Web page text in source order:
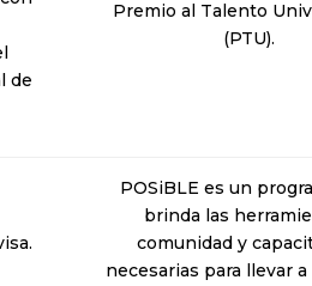
de
Premio al Talento
(PTU).
POSiBLE es un
brinda las
comunidad y
necesarias para llevar